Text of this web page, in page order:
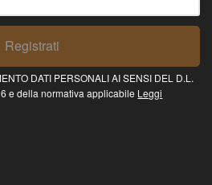
Registrati
DATI PERSONALI AI SENSI DEL D.L.
e della normativa applicabile Leggi